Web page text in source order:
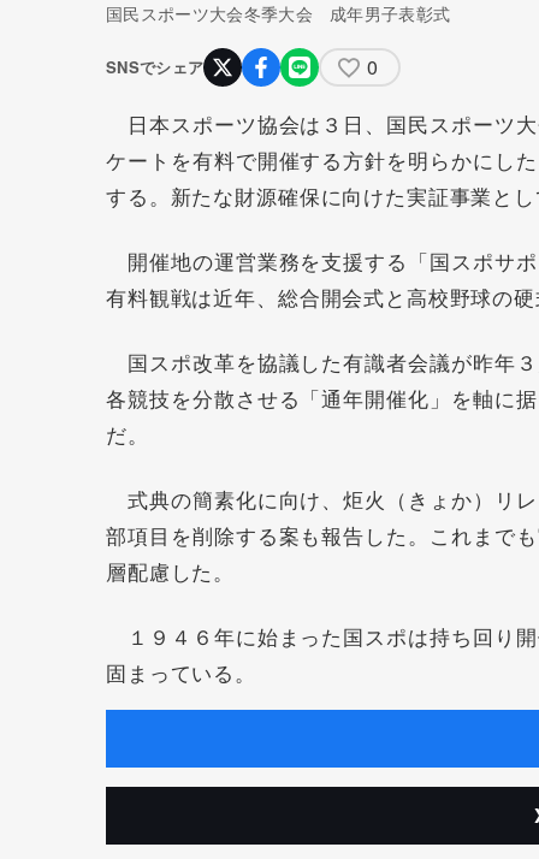
国民スポーツ大会冬季大会 成年男子表彰式
SNSでシェア 0
日本スポーツ協会は３日、国民スポーツ
ケートを有料で開催する方針を明らかにし
する。新たな財源確保に向けた実証事業と
開催地の運営業務を支援する「国スポサ
有料観戦は近年、総合開会式と高校野球の
国スポ改革を協議した有識者会議が昨年
各競技を分散させる「通年開催化」を軸に
だ。
式典の簡素化に向け、炬火（きょか）リ
部項目を削除する案も報告した。これまで
層配慮した。
１９４６年に始まった国スポは持ち回り
固まっている。